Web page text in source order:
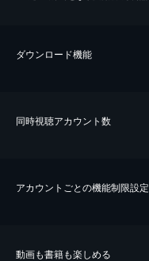
ダウンロード機能
同時視聴アカウント数
アカウントごとの機能制限設定
動画も書籍も楽しめる